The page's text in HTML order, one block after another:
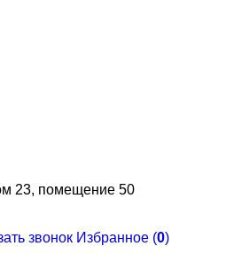
23, помещение 50
звонок Избранное (0)